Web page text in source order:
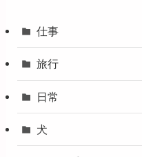
仕事
旅行
日常
犬